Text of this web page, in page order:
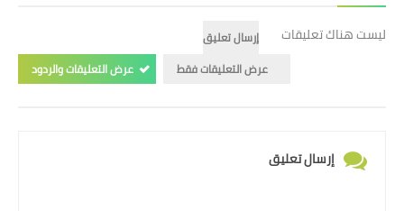
ليست هناك تعليقات
إرسال تعليق
عرض التعليقات فقط
عرض التعليقات والردود
إرسال تعليق